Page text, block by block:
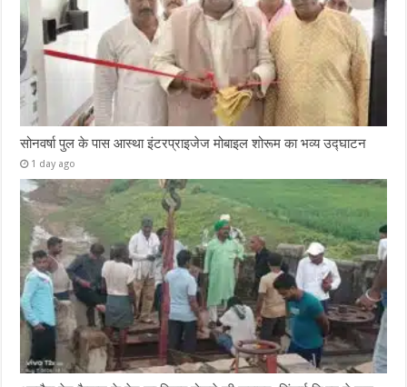
सोनवर्षा पुल के पास आस्था इंटरप्राइजेज मोबाइल शोरूम का भव्य उद्घाटन
1 day ago